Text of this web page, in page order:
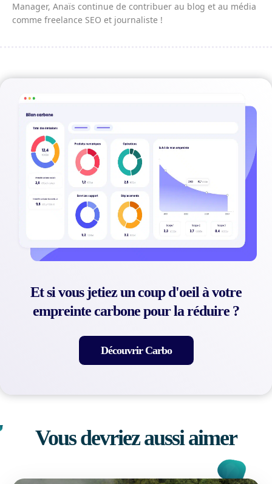
Manager, Anaïs continue de contribuer au blog et au média
comme freelance SEO et journaliste !
Et si vous jetiez un coup d'oeil à votre
empreinte carbone pour la réduire ?
Découvrir Carbo
Vous devriez aussi aimer